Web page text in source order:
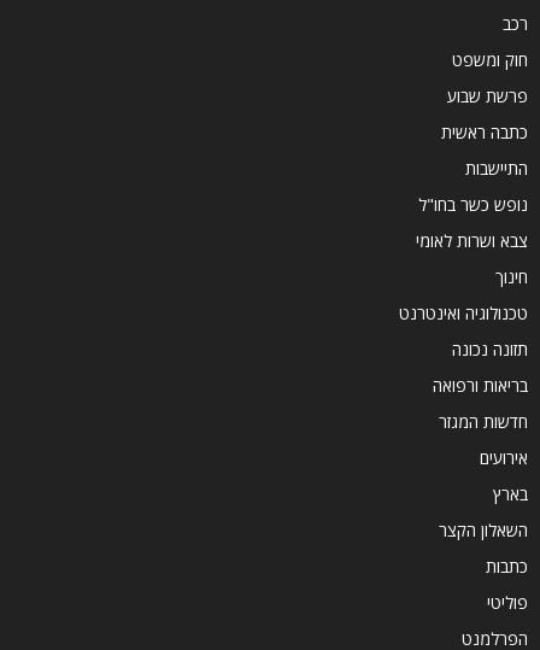
רכב
חוק ומשפט
פרשת שבוע
כתבה ראשית
התיישבות
נופש כשר בחו"ל
צבא ושרות לאומי
חינוך
טכנולוגיה ואינטרנט
תזונה נכונה
בריאות ורפואה
חדשות המגזר
אירועים
בארץ
השאלון הקצר
כתבות
פוליטי
הפרלמנט